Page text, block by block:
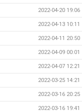
2022-04-20 19:06
2022-04-13 10:11
2022-04-11 20:50
2022-04-09 00:01
2022-04-07 12:21
2022-03-25 14:21
2022-03-16 20:25
2022-03-16 19:41